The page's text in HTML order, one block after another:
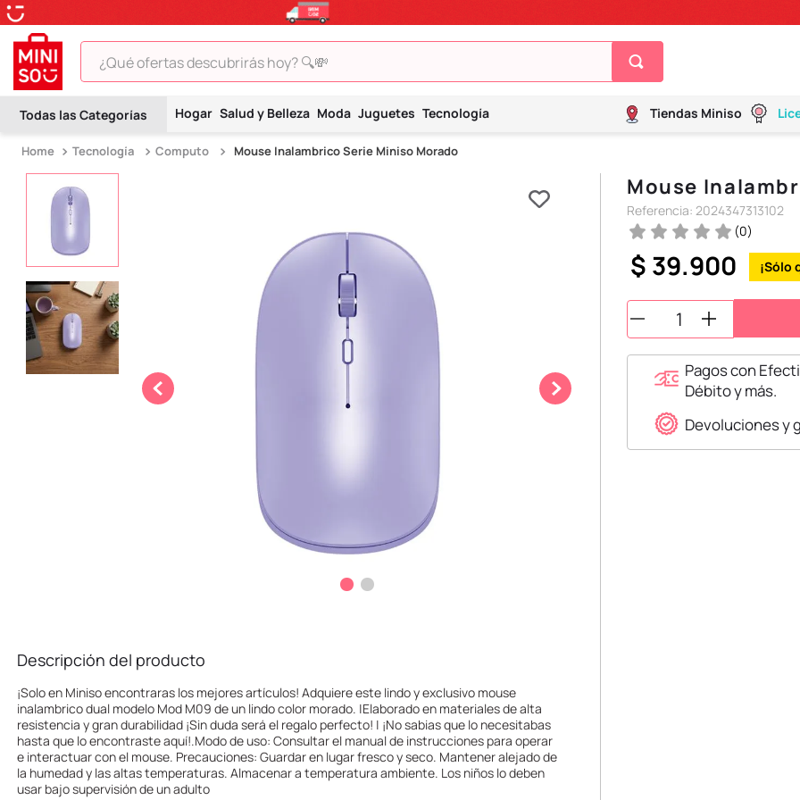
¿Qué ofertas descubrirás hoy? 🔍💸
Hogar Salud y Belleza Moda Juguetes Tecnología Tiendas Miniso
Tecnología Computo Mouse Inalambrico Serie Miniso Morado
Descripción del producto
¡Solo en Miniso encontraras los mejores artículos! Adquiere este lindo y exclusivo mouse
inalambrico dual modelo Mod M09 de un lindo color morado. |Elaborado en materiales de alta
resistencia y gran durabilidad ¡Sin duda será el regalo perfecto! | ¡No sabias que lo necesitabas
hasta que lo encontraste aquí!.Modo de uso: Consultar el manual de instrucciones para operar
e interactuar con el mouse. Precauciones: Guardar en lugar fresco y seco. Mantener alejado de
la humedad y las altas temperaturas. Almacenar a temperatura ambiente. Los niños lo deben
usar bajo supervisión de un adulto
Mouse
Referencia: 2024347313102
(0)
$ 39.900
Pagos con
Débito y más.
Devoluciones y
TÉRMINOS MÁS BUSCADOS
.
hello kitty
9.
one piece
.